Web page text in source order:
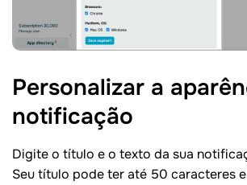
Personalizar a
notificação
Digite o título e o texto da sua
Seu título pode ter até 50 caracteres